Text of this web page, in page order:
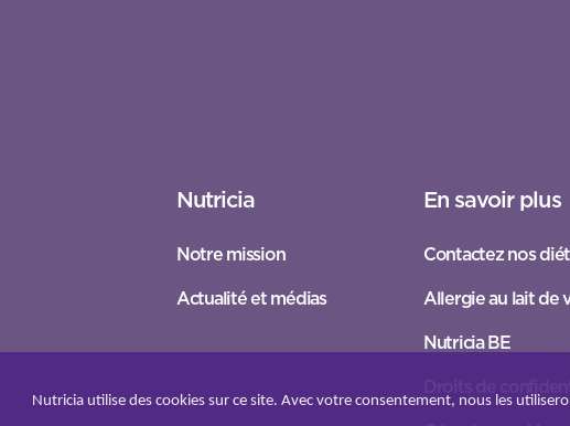
Nutricia
Notre mission
Actualité et médias
En savoir plus
Contactez nos
Allergie au lait de
Nutricia BE
Nutricia utilise des cookies sur ce site. Avec votre consentement, nous les